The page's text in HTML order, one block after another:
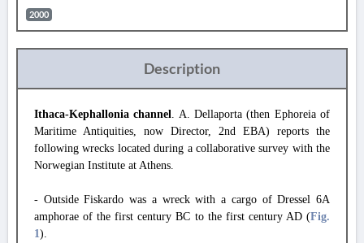
2000
Description
Ithaca-Kephallonia channel. A. Dellaporta (then Ephoreia of
Maritime Antiquities, now Director, 2nd EBA) reports the
following wrecks located during a collaborative survey with the
Norwegian Institute at Athens.
- Outside Fiskardo was a wreck with a cargo of Dressel 6A
amphorae of the first century BC to the first century AD (Fig.
1).